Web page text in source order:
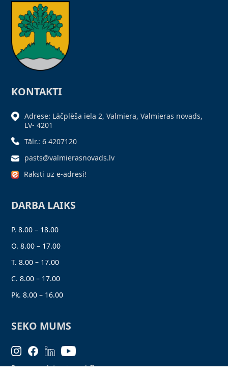
KONTAKTI
Adrese: Lāčplēša iela 2, Valmiera, Valmieras novads,
LV- 4201
Tālr.: 6 4207120
pasts@valmierasnovads.lv
Raksti uz e-adresi!
DARBA LAIKS
P. 8.00 – 18.00
O. 8.00 – 17.00
T. 8.00 – 17.00
C. 8.00 – 17.00
Pk. 8.00 – 16.00
SEKO MUMS
Personas datu aizsardzība